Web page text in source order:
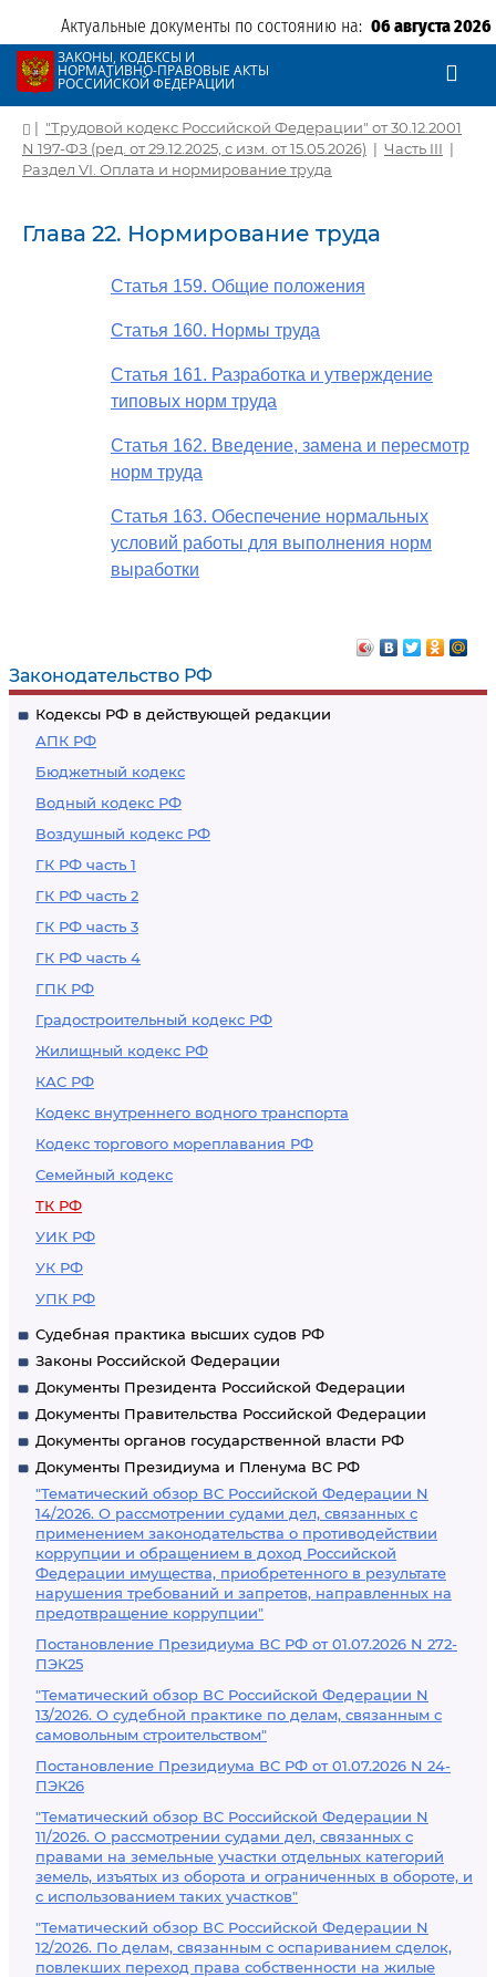
Актуальные документы по состоянию на: 06 августа 2026
ЗАКОНЫ, КОДЕКСЫ И
НОРМАТИВНО-ПРАВОВЫЕ АКТЫ
РОССИЙСКОЙ ФЕДЕРАЦИИ
Законодательство РФ
Кодексы РФ в действующей редакции
АПК РФ
Бюджетный кодекс
Водный кодекс РФ
Воздушный кодекс РФ
ГК РФ часть 1
ГК РФ часть 2
ГК РФ часть 3
ГК РФ часть 4
ГПК РФ
Градостроительный кодекс РФ
Жилищный кодекс РФ
КАС РФ
Кодекс внутреннего водного транспорта
Кодекс торгового мореплавания РФ
Семейный кодекс
ТК РФ
УИК РФ
УК РФ
УПК РФ
Судебная практика высших судов РФ
Законы Российской Федерации
Документы Президента Российской Федерации
Документы Правительства Российской Федерации
Документы органов государственной власти РФ
Документы Президиума и Пленума ВС РФ
"Тематический обзор ВС Российской Федерации N
14/2026. О рассмотрении судами дел, связанных с
применением законодательства о противодействии
коррупции и обращением в доход Российской
Федерации имущества, приобретенного в результате
нарушения требований и запретов, направленных на
предотвращение коррупции"
Постановление Президиума ВС РФ от 01.07.2026 N 272-
ПЭК25
"Тематический обзор ВС Российской Федерации N
13/2026. О судебной практике по делам, связанным с
самовольным строительством"
Постановление Президиума ВС РФ от 01.07.2026 N 24-
ПЭК26
"Тематический обзор ВС Российской Федерации N
11/2026. О рассмотрении судами дел, связанных с
правами на земельные участки отдельных категорий
земель, изъятых из оборота и ограниченных в обороте, и
с использованием таких участков"
"Тематический обзор ВС Российской Федерации N
12/2026. По делам, связанным с оспариванием сделок,
повлекших переход права собственности на жилые
| "Трудовой кодекс Российской Федерации" от 30.12.2001
N 197-ФЗ (ред. от 29.12.2025, с изм. от 15.05.2026) | Часть III |
Раздел VI. Оплата и нормирование труда
Глава 22. Нормирование труда
Статья 159. Общие положения
Статья 160. Нормы труда
Статья 161. Разработка и утверждение
типовых норм труда
Статья 162. Введение, замена и пересмотр
норм труда
Статья 163. Обеспечение нормальных
условий работы для выполнения норм
выработки